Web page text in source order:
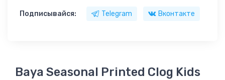
Подписывайся: Telegram Вконтакте
Baya Seasonal Printed Clog Kids